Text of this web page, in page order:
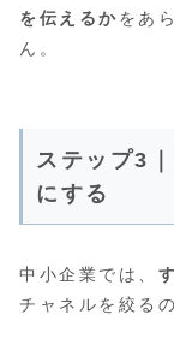
を伝えるかをあ
ん。
ステップ3
にする
中小企業では、
チャネルを絞る